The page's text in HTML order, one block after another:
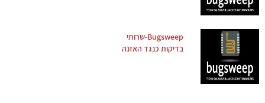
Bugsweep-שרותי
בדיקות כנגד האזנה